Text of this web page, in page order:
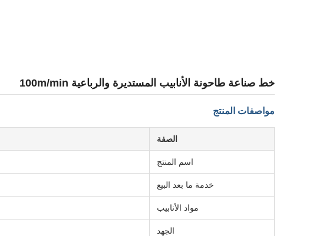
خط صناعة طاحونة الأنابيب المستديرة والرباعية 100m/min
مواصفات المنتج
الصفة
اسم المنتج
خدمة ما بعد البيع
مواد الأنابيب
الجهد